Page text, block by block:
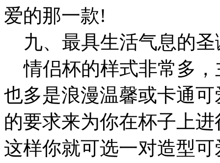
爱的那一款!
九、最具生活气息的圣
情侣杯的样式非常多，
也多是浪漫温馨或卡通
的要求来为你在杯子上
这样你就可选一对造型